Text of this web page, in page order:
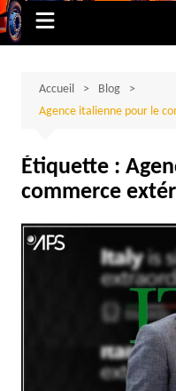
Accueil
Blog
Agence italienne pour le
Étiquette :
commerce